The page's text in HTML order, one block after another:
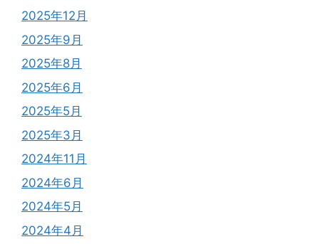
2025年12月
2025年9月
2025年8月
2025年6月
2025年5月
2025年3月
2024年11月
2024年6月
2024年5月
2024年4月